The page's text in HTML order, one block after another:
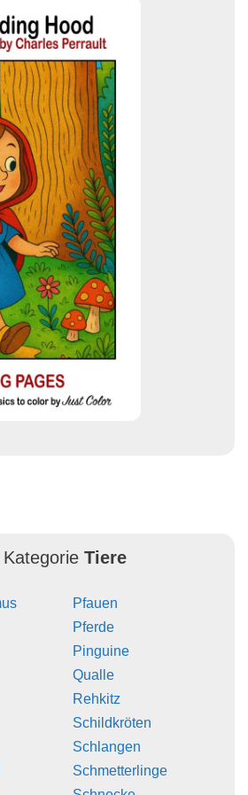
KategorieTiere
Pfauen
Pferde
Pinguine
Qualle
Rehkitz
Schildkröten
Schlangen
Schmetterlinge